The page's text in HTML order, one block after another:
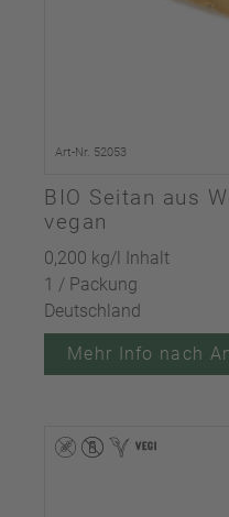
Art-Nr. 52053
BIO Seitan aus
vegan
0,200 kg/l Inhalt
1 / Packung
Deutschland
Mehr Info nach